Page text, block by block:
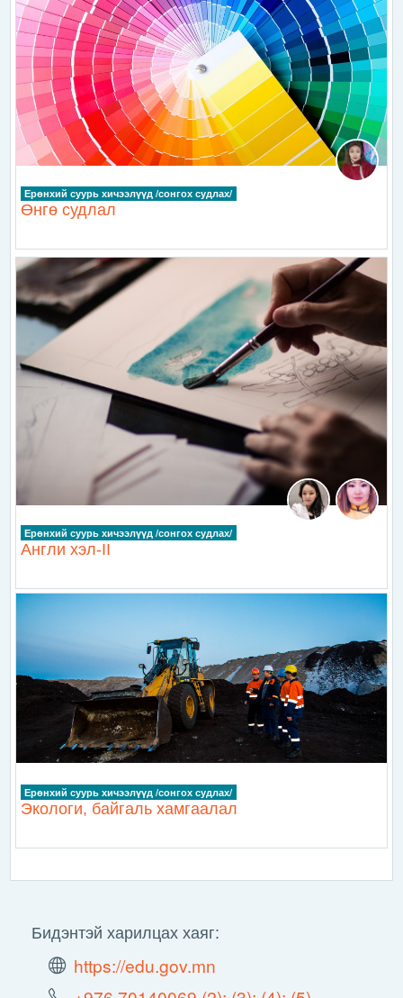
Ерөнхий суурь хичээлүүд /сонгох судлах/
Өнгө судлал
Ерөнхий суурь хичээлүүд /сонгох судлах/
Англи хэл-II
Ерөнхий суурь хичээлүүд /сонгох судлах/
Экологи, байгаль хамгаалал
Бидэнтэй харилцах хаяг:
https://edu.gov.mn